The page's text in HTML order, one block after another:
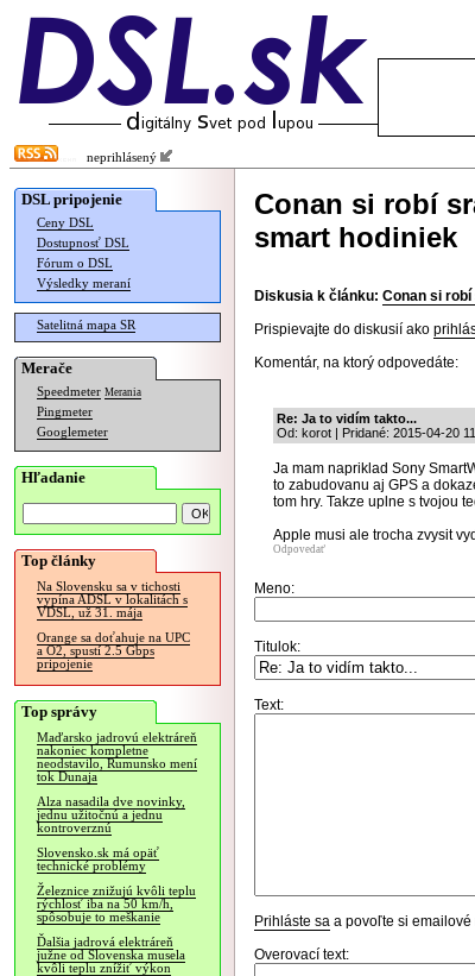
neprihlásený
DSL pripojenie
Ceny DSL
Dostupnosť DSL
Fórum o DSL
Výsledky meraní
Satelitná mapa SR
Merače
Speedmeter Merania
Pingmeter
Googlemeter
Hľadanie
Top články
Na Slovensku sa v tichosti
vypína ADSL v lokalitách s
VDSL, už 31. mája
Orange sa doťahuje na UPC
a O2, spustí 2.5 Gbps
pripojenie
Top správy
Maďarsko jadrovú elektráreň
nakoniec kompletne
neodstavilo, Rumunsko mení
tok Dunaja
Alza nasadila dve novinky,
jednu užitočnú a jednu
kontroverznú
Slovensko.sk má opäť
technické problémy
Železnice znižujú kvôli teplu
rýchlosť iba na 50 km/h,
spôsobuje to meškanie
Ďalšia jadrová elektráreň
južne od Slovenska musela
kvôli teplu znížiť výkon
Conan si robí
smart hodiniek
Diskusia k článku: Conan si
Prispievajte do diskusií ako
Komentár, na ktorý odpovedáte:
Re: Ja to vidím takto...
Od: korot | Pridané: 2015-04-20
Ja mam napriklad Sony
to zabudovanu aj GPS a
tom hry. Takze uplne s tvojou
Apple musi ale trocha zvysit
Odpovedať
Meno:
Titulok:
Text:
Prihláste sa a povoľte si
Overovací text: